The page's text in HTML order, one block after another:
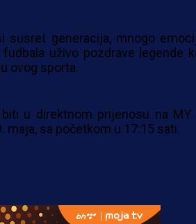
susret generacija, mnogo
uživo pozdrave legende
ovog sporta.
u direktnom prijenosu na MY
maja, sa početkom u 17:15 sati.